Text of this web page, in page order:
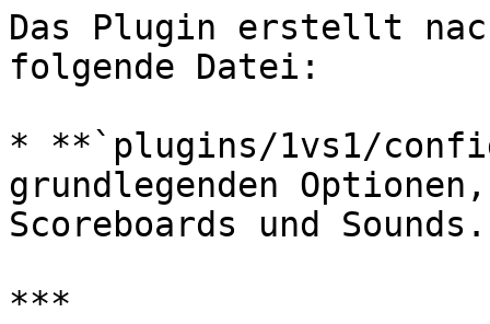
Das Plugin erstellt
folgende Datei:
* **`plugins/1vs1/
grundlegenden
Scoreboards und Sounds.
***